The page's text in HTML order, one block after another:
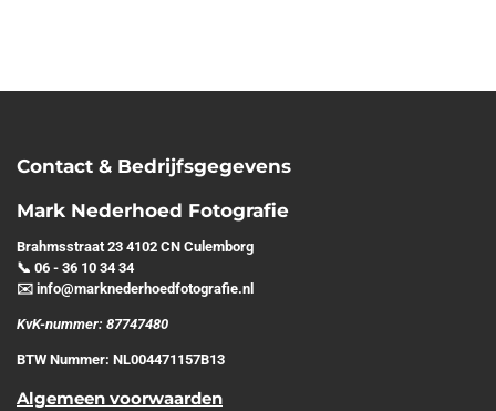
Contact & Bedrijfsgegevens
Mark Nederhoed Fotografie
Brahmsstraat 23 4102 CN Culemborg
📞 06 - 36 10 34 34
✉️ info@marknederhoedfotografie.nl
KvK-nummer: 87747480
BTW Nummer: NL004471157B13
Algemeen voorwaarden